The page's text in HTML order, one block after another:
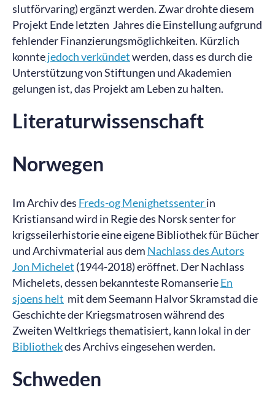
slutförvaring) ergänzt werden. Zwar drohte diesem
Projekt Ende letzten Jahres die Einstellung aufgrund
fehlender Finanzierungsmöglichkeiten. Kürzlich
konntejedoch verkündetwerden, dass es durch die
Unterstützung von Stiftungen und Akademien
gelungen ist, das Projekt am Leben zu halten.
Literaturwissenschaft
Norwegen
Im Archiv des Freds-og Menighetssenterin
Kristiansand wird in Regie des Norsk senter for
krigsseilerhistorie eine eigene Bibliothek für Bücher
und Archivmaterial aus dem Nachlass desAutors
Jon Michelet (1944-2018) eröffnet. Der Nachlass
Michelets, dessen bekannteste RomanserieEn
sjoens helt mit dem Seemann Halvor Skramstad die
Geschichte der Kriegsmatrosen während des
Zweiten Weltkriegs thematisiert, kann lokal in der
Bibliothekdes Archivs eingesehen werden.
Schweden